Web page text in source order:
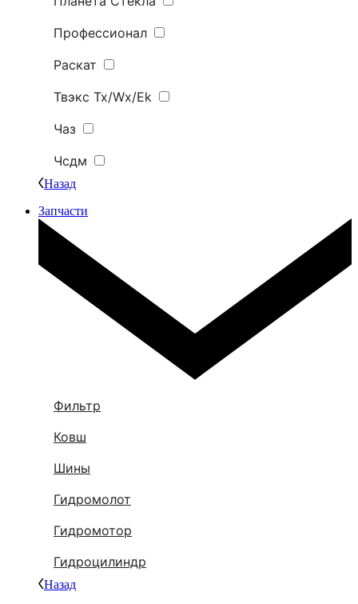
Профессионал
Раскат
Твэкс Tx/Wx/Ek
Чаз
Чсдм
Назад
Запчасти
Фильтр
Ковш
Шины
Гидромолот
Гидромотор
Гидроцилиндр
Назад